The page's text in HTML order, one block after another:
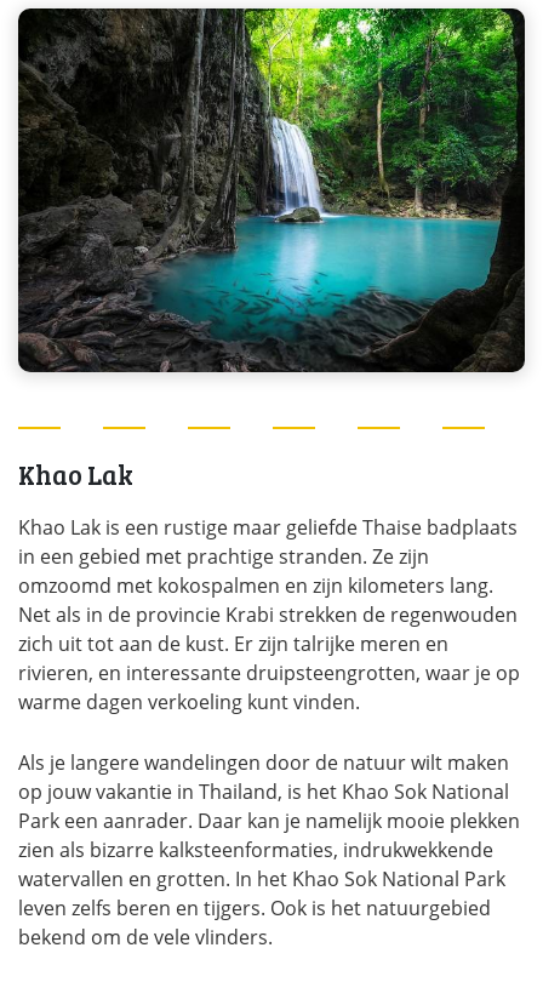
Khao Lak
Khao Lak is een rustige maar geliefde Thaise badplaats
in een gebied met prachtige stranden. Ze zijn
omzoomd met kokospalmen en zijn kilometers lang.
Net als in de provincie Krabi strekken de regenwouden
zich uit tot aan de kust. Er zijn talrijke meren en
rivieren, en interessante druipsteengrotten, waar je op
warme dagen verkoeling kunt vinden.
Als je langere wandelingen door de natuur wilt maken
op jouw vakantie in Thailand, is het Khao Sok National
Park een aanrader. Daar kan je namelijk mooie plekken
zien als bizarre kalksteenformaties, indrukwekkende
watervallen en grotten. In het Khao Sok National Park
leven zelfs beren en tijgers. Ook is het natuurgebied
bekend om de vele vlinders.